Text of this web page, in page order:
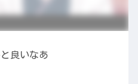
良いなあ